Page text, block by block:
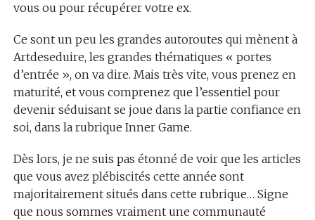
vous ou pour récupérer votre ex.
Ce sont un peu les grandes autoroutes qui mènent à
Artdeseduire, les grandes thématiques « portes
d’entrée », on va dire. Mais très vite, vous prenez en
maturité, et vous comprenez que l’essentiel pour
devenir séduisant se joue dans la partie confiance en
soi, dans la rubrique Inner Game.
Dès lors, je ne suis pas étonné de voir que les articles
que vous avez plébiscités cette année sont
majoritairement situés dans cette rubrique… Signe
que nous sommes vraiment une communauté